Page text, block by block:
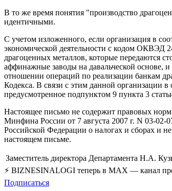
В то же время понятия "производство
идентичными.
С учетом изложенного, если организация в
экономической деятельности с кодом ОКВЭД
драгоценных металлов, которые передаются
аффинажные заводы на давальческой основе,
отношении операций по реализации банкам
Кодекса. В связи с этим данной организации
предусмотренное подпунктом 9 пункта 3
Настоящее письмо не содержит правовых
Минфина России от 7 августа 2007 г. N 03-02-
Российской Федерации о налогах и сборах и
настоящем письме.
Заместитель директора Департамента Н.А.
⚡ BIZNESINALOGI теперь в MAX — канал
Подписаться